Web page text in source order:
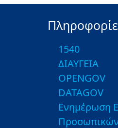
1540
ΔΙΑΥΓΕΙΑ
OPENGOV
DATAGOV
Ενημέρωση